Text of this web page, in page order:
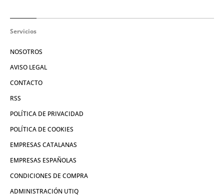
Servicios
NOSOTROS
AVISO LEGAL
CONTACTO
RSS
POLÍTICA DE PRIVACIDAD
POLÍTICA DE COOKIES
EMPRESAS CATALANAS
EMPRESAS ESPAÑOLAS
CONDICIONES DE COMPRA
ADMINISTRACIÓN UTIQ